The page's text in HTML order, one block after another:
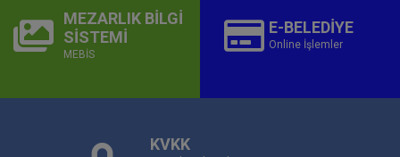
MEZARLIK BİLGİ
SİSTEMİ
MEBİS
E-BELEDİYE
Online İşlemler
KVKK